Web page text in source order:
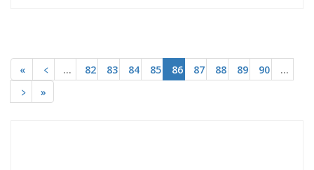
« ﹤ … 82 83 84 85 86 87 88 89 90
…
﹥
»